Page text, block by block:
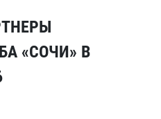
«СОЧИ» В